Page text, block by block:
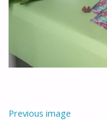
Previous image